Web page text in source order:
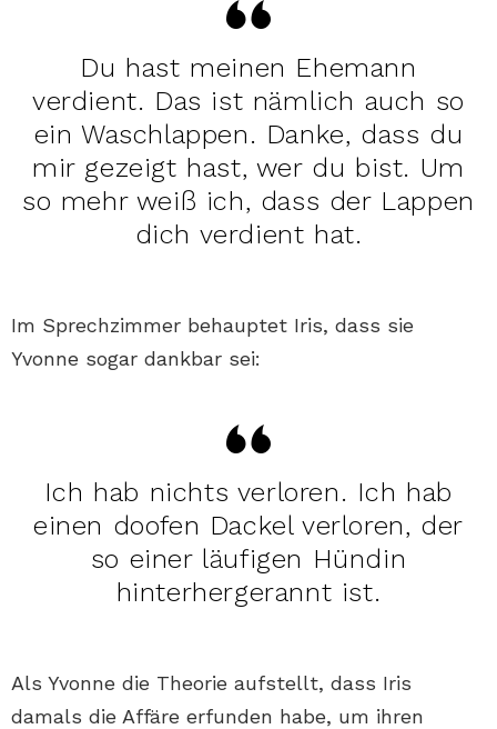
Du hast meinen Ehemann
verdient. Das ist nämlich auch so
ein Waschlappen. Danke, dass du
mir gezeigt hast, wer du bist. Um
so mehr weiß ich, dass der Lappen
dich verdient hat.
Im Sprechzimmer behauptet Iris, dass sie
Yvonne sogar dankbar sei:
Ich hab nichts verloren. Ich hab
einen doofen Dackel verloren, der
so einer läufigen Hündin
hinterhergerannt ist.
Als Yvonne die Theorie aufstellt, dass Iris
damals die Affäre erfunden habe, um ihren